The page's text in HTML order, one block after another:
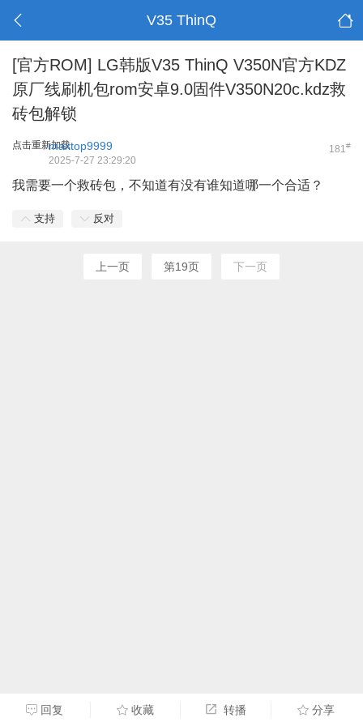
V35 ThinQ
[官方ROM] LG韩版V35 ThinQ V350N官方KDZ
原厂线刷机包rom安卓9.0固件V350N20c.kdz救
砖包解锁
点击重新加载 181#
maxtop9999
2025-7-27 23:29:20
我需要一个救砖包，不知道有没有谁知道哪一个合适？
支持 反对
上一页 第19页 下一页
回复 收藏 转播 分享